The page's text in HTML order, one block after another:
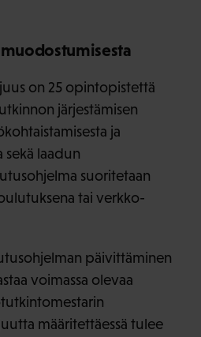
on 25 opintopistettä
järjestämisen
ja
sekä laadun
suoritetaan
tai verkko-
päivittäminen
voimassa olevaa
määritettäessä tulee